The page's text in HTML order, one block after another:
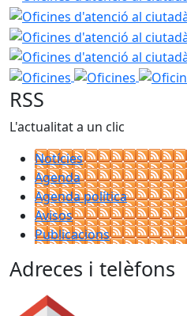
Oficines
Oficines
RSS
L'actualitat a un clic
Notícies
Agenda
Agenda política
Avisos
Publicacions
Adreces i telèfons